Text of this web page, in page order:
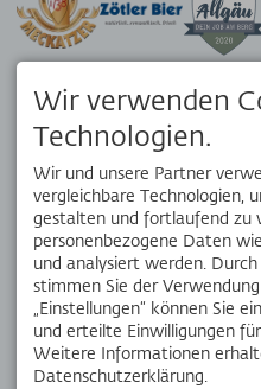
APP
Dein Reisebegleiter vor Ort. Hol dir
SOCIAL MEDIA
WERDE TEIL UNSERES TEAMS
Wir verwenden
Technologien.
Wir und unsere Partner
vergleichbare Technologien,
gestalten und fortlaufend zu
personenbezogene Daten
und analysiert werden.
stimmen Sie der
„Einstellungen“ können Sie
und erteilte Einwilligungen
Weitere Informationen
Datenschutzerklärung.